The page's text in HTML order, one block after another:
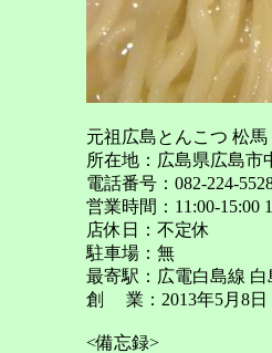
元祖広島とんこつ 松
所在地：広島県広島市
電話番号：082-224-
営業時間：11:00-15:00
店休日：不定休
駐車場：無
最寄駅：広電白島線
創 業：2013年5月8日
<備忘録>